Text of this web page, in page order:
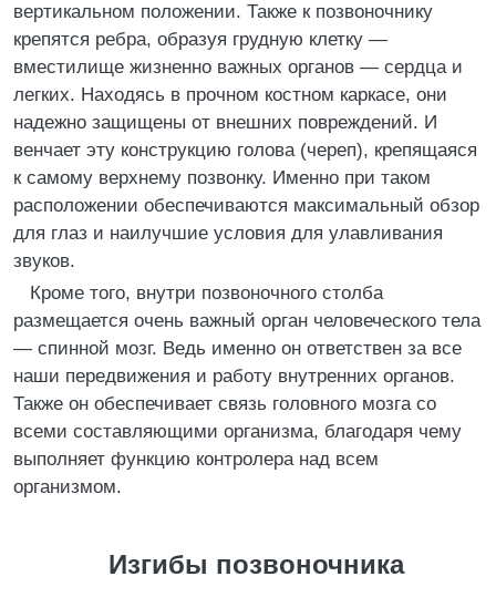
вертикальном положении. Также к позвоночнику
крепятся ребра, образуя грудную клетку —
вместилище жизненно важных органов — сердца и
легких. Находясь в прочном костном каркасе, они
надежно защищены от внешних повреждений. И
венчает эту конструкцию голова (череп), крепящаяся
к самому верхнему позвонку. Именно при таком
расположении обеспечиваются максимальный обзор
для глаз и наилучшие условия для улавливания
звуков.
Кроме того, внутри позвоночного столба
размещается очень важный орган человеческого тела
— спинной мозг. Ведь именно он ответствен за все
наши передвижения и работу внутренних органов.
Также он обеспечивает связь головного мозга со
всеми составляющими организма, благодаря чему
выполняет функцию контролера над всем
организмом.
Изгибы позвоночника